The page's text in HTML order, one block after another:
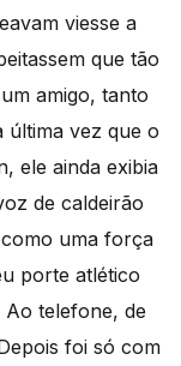
viesse a
que tão
amigo, tanto
última vez que o
ele ainda exibia
de caldeirão
uma força
porte atlético
Ao telefone, de
foi só com